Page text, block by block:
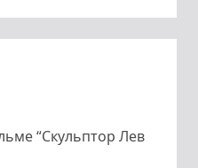
“Скульптор Лев